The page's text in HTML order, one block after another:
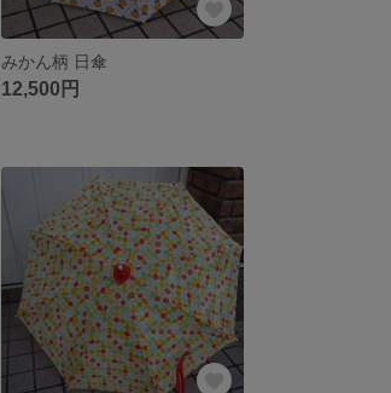
みかん柄 日傘
12,500円